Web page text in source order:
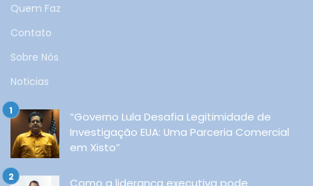
Quem Faz
Contato
Sobre Nós
Noticias
“Governo Lula Desafia Legitimidade de
Investigação EUA: Uma Parceria Comercial
em Xisto”
Como a liderança executiva pode